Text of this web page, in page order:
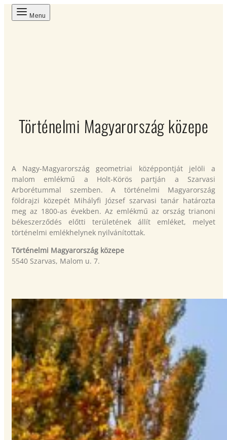
Menu
Történelmi Magyarország közepe
A Nagy-Magyarország geometriai középpontját jelöli a
malom emlékmű a Holt-Körös partján a Szarvasi
Arborétummal szemben. A történelmi Magyarország
földrajzi közepét Mihályfi József szarvasi tanár határozta
meg az 1800-as években. Az emlékmű az ország trianoni
békeszerződés előtti területének állít emléket, melyet
történelmi emlékhelynek nyilvánítottak.
Történelmi Magyarország közepe
5540 Szarvas, Malom u. 7.